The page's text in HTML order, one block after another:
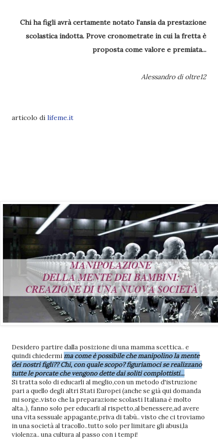
Chi ha figli avrà certamente notato l'ansia da prestazione
scolastica indotta. Prove cronometrate in cui la fretta è
proposta come valore e premiata...
Alessandro di oltre12
articolo di lifeme.it
Desidero partire dalla posizione di una mamma scettica.. e
quindi chiedermima come è possibile che manipolino la mente
dei nostri figli?? Chi, con quale scopo? figuriamoci se realizzano
tutte le porcate che vengono dette dai soliti complottisti...
Si tratta solo di educarli al meglio,con un metodo d'istruzione
pari a quello degli altri Stati Europei (anche se già qui domanda
mi sorge..visto che la preparazione scolasti Italiana è molto
alta..), fanno solo per educarli al rispetto,al benessere,ad avere
una vita sessuale appagante,priva di tabù.. visto che ci troviamo
in una società al tracollo..tutto solo per limitare gli abusi,la
violenza.. una cultura al passo con i tempi!